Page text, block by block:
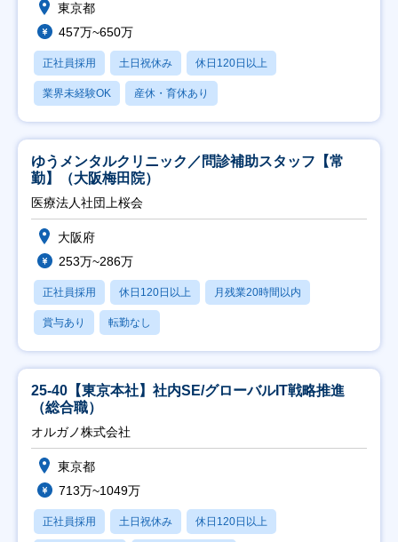
東京都
457万~650万
正社員採用 土日祝休み 休日120日以上
業界未経験OK 産休・育休あり
ゆうメンタルクリニック／問診補助スタッフ【常
勤】（大阪梅田院）
医療法人社団上桜会
大阪府
253万~286万
正社員採用 休日120日以上 月残業20時間以内
賞与あり 転勤なし
25-40【東京本社】社内SE/グローバルIT戦略推進
（総合職）
オルガノ株式会社
東京都
713万~1049万
正社員採用 土日祝休み 休日120日以上